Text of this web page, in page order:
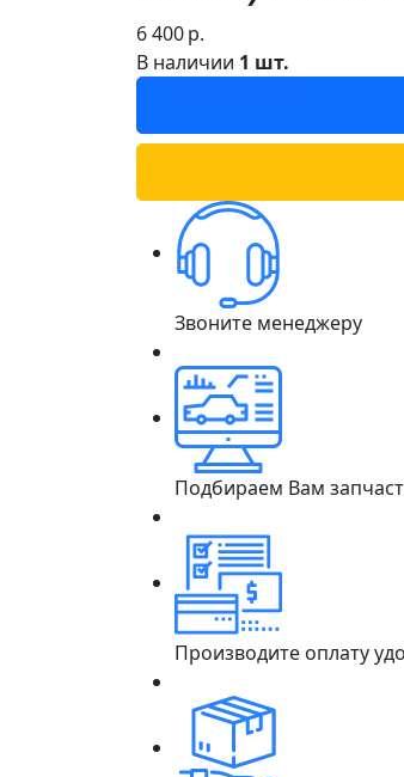
6 400р.
В наличии 1 шт.
Звоните менеджеру
Подбираем Вам
Производите оплату